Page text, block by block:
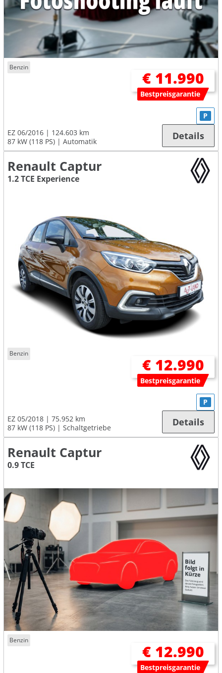
Benzin
€ 11.990
Bestpreisgarantie
EZ 06/2016
124.603 km
87 kW (118 PS)
Automatik
P
Details
Renault Captur
1.2 TCE Experience
Benzin
€ 12.990
Bestpreisgarantie
EZ 05/2018
75.952 km
87 kW (118 PS)
Schaltgetriebe
P
Details
Renault Captur
0.9 TCE
Benzin
€ 12.990
Bestpreisgarantie